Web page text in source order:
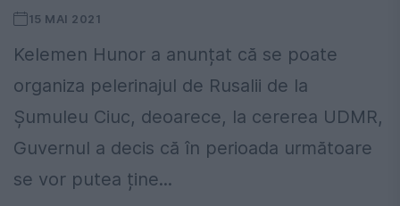
15 MAI 2021
Kelemen Hunor a anunțat că se poate
organiza pelerinajul de Rusalii de la
Șumuleu Ciuc, deoarece, la cererea UDMR,
Guvernul a decis că în perioada următoare
se vor putea ține...